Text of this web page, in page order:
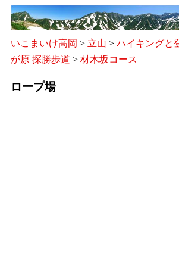
いこまいけ高岡 > 立山 > ハイキングと
が原 探勝歩道 > 材木坂コース
ロープ場